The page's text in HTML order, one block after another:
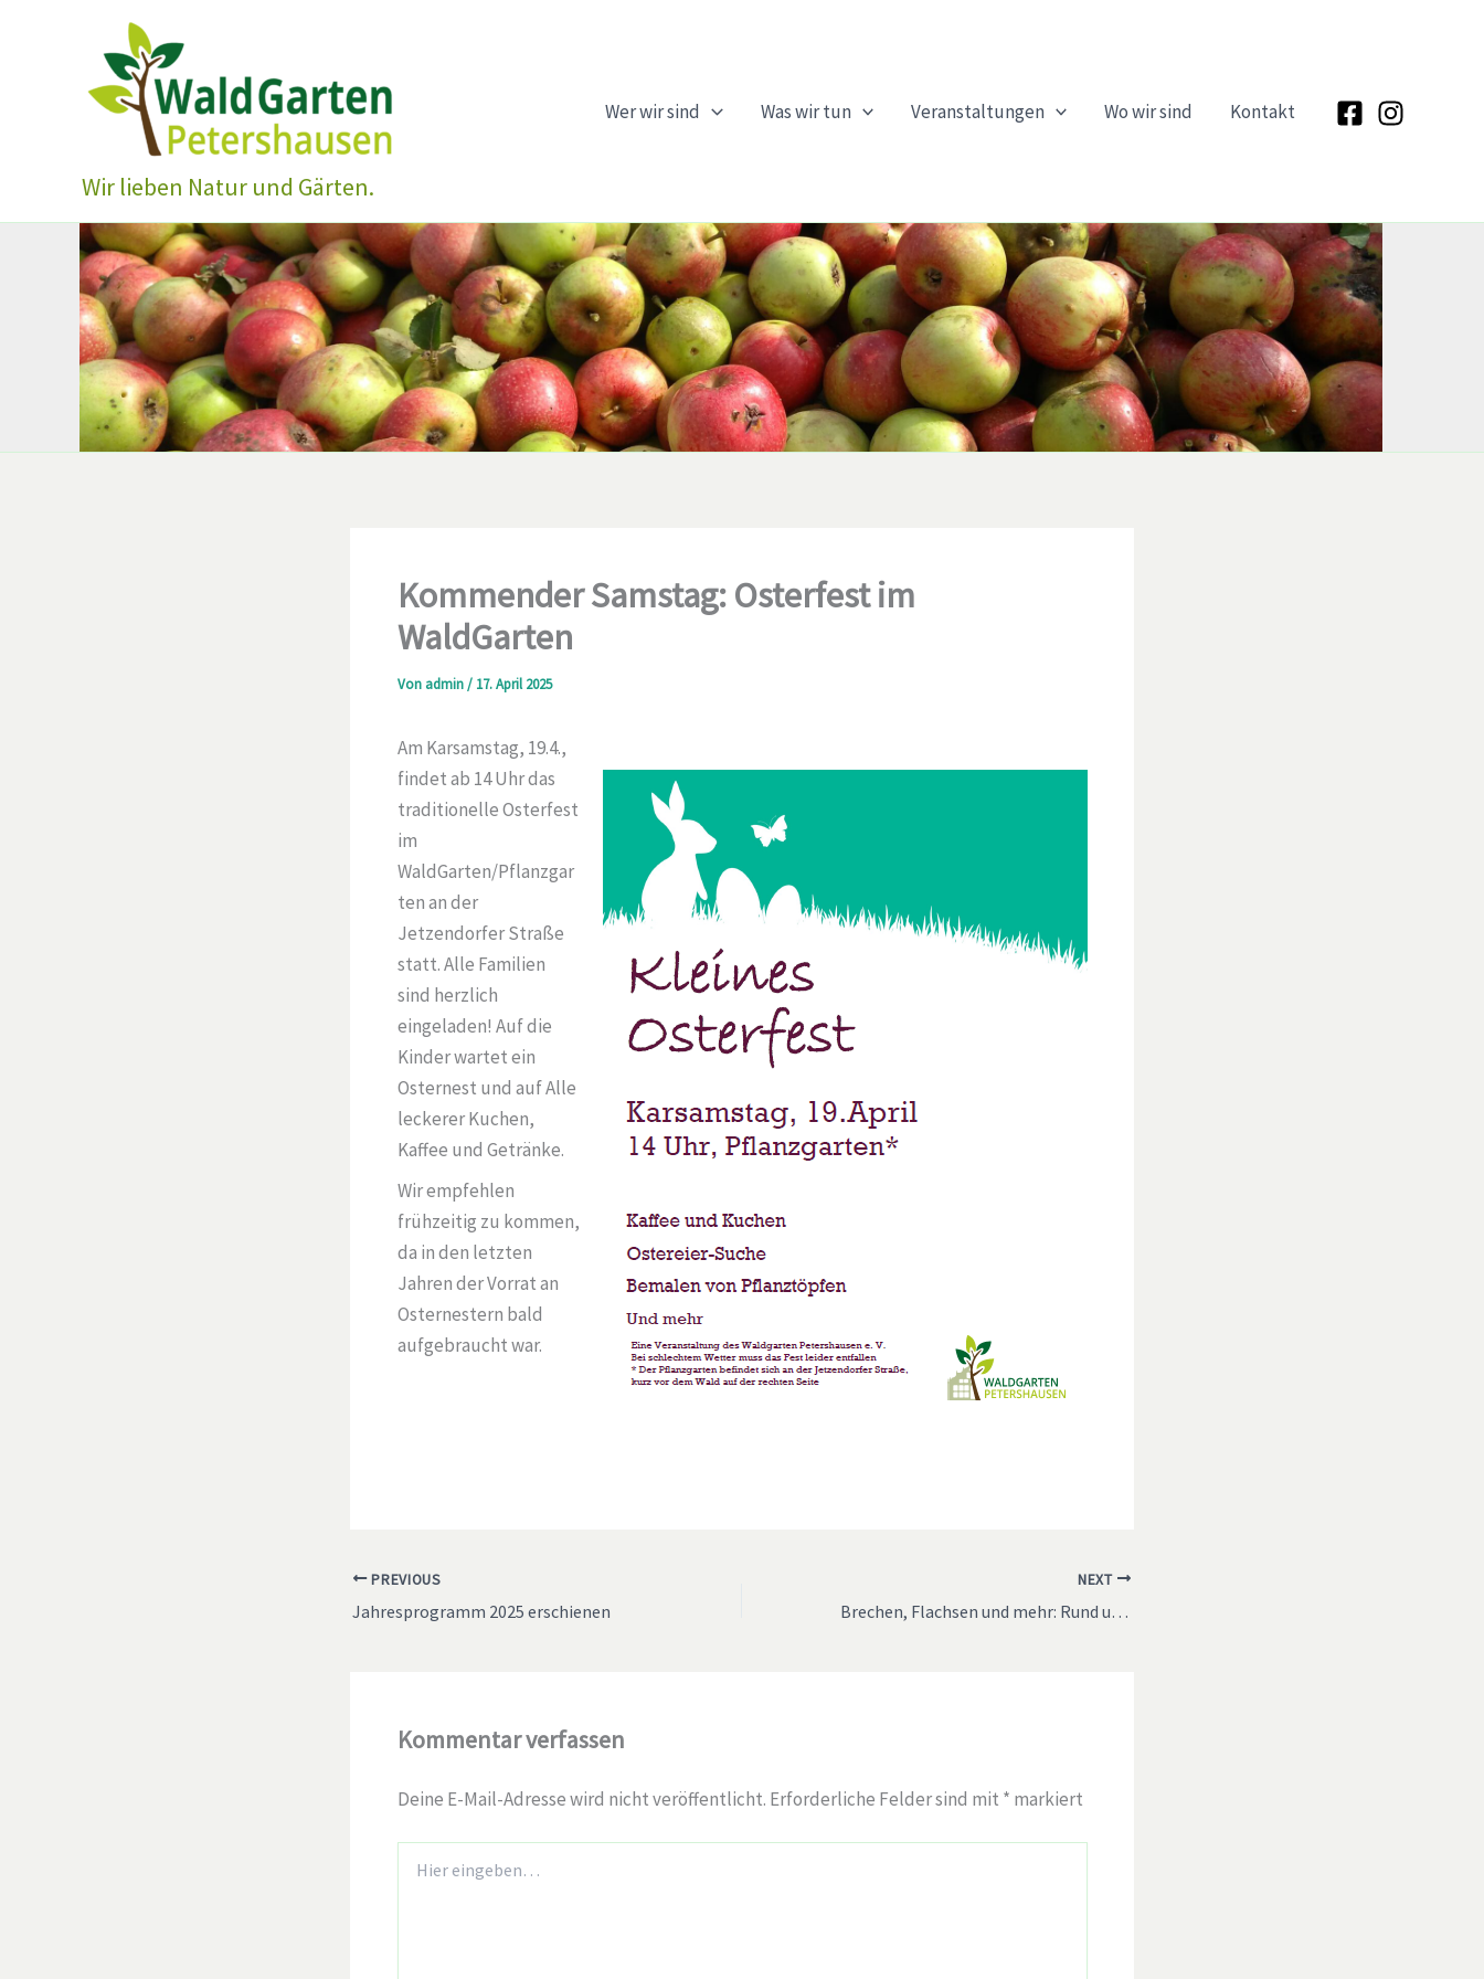
Wir lieben Natur und Gärten.
Wer wir sind Was wir tun Veranstaltungen Wo wir sind Kontakt
Kommender Samstag: Osterfest im
WaldGarten
Von admin/ 17. April 2025
Am Karsamstag, 19.4.,
findet ab 14 Uhr das
traditionelle Osterfest
im
WaldGarten/Pflanzgar
ten an der
Jetzendorfer Straße
statt. Alle Familien
sind herzlich
eingeladen! Auf die
Kinder wartet ein
Osternest und auf Alle
leckerer Kuchen,
Kaffee und Getränke.
Wir empfehlen
frühzeitig zu kommen,
da in den letzten
Jahren der Vorrat an
Osternestern bald
aufgebraucht war.
PREVIOUS
Jahresprogramm 2025 erschienen
NEXT
Brechen, Flachsen und mehr: Rund um den Lein – FÄLLT LEIDER AUS!
Kommentar verfassen
Deine E-Mail-Adresse wird nicht veröffentlicht. Erforderliche Felder sind mit * markiert
eingeben…